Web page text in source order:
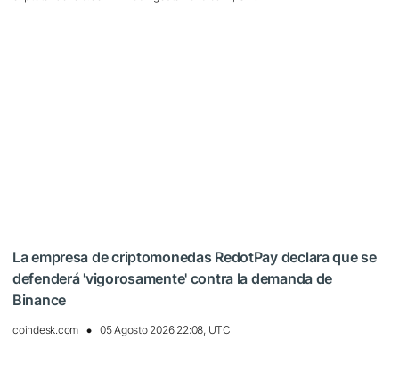
La empresa de criptomonedas RedotPay declara que se
defenderá 'vigorosamente' contra la demanda de
Binance
coindesk.com 05 Agosto 2026 22:08, UTC